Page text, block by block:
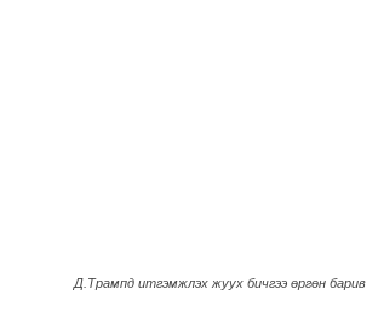
Д.Трампд итгэмжлэх жуух бичгээ өргөн барив